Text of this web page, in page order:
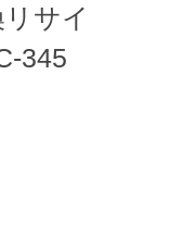
サイ
345